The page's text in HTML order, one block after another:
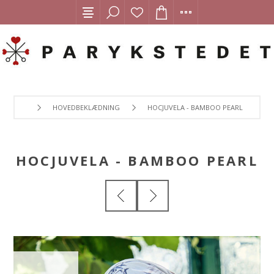
HOVEDBEKLÆDNING HOCJUVELA - BAMBOO PEARL
HOCJUVELA - BAMBOO PEARL